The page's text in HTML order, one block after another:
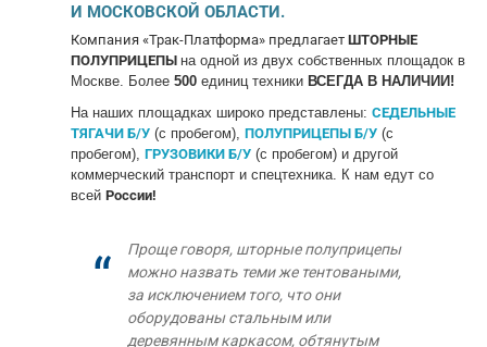
И МОСКОВСКОЙ ОБЛАСТИ.
Компания «Трак-Платформа» предлагает ШТОРНЫЕ
ПОЛУПРИЦЕПЫ на одной из двух собственных площадок в
Москве. Более 500 единиц техники ВСЕГДА В НАЛИЧИИ!
На наших площадках широко представлены: СЕДЕЛЬНЫЕ
ТЯГАЧИ Б/У (с пробегом), ПОЛУПРИЦЕПЫ Б/У (с
пробегом), ГРУЗОВИКИ Б/У (с пробегом) и другой
коммерческий транспорт и спецтехника. К нам едут со
всей России!
Проще говоря, шторные полуприцепы
можно назвать теми же тентоваными,
за исключением того, что они
оборудованы стальным или
деревянным каркасом, обтянутым